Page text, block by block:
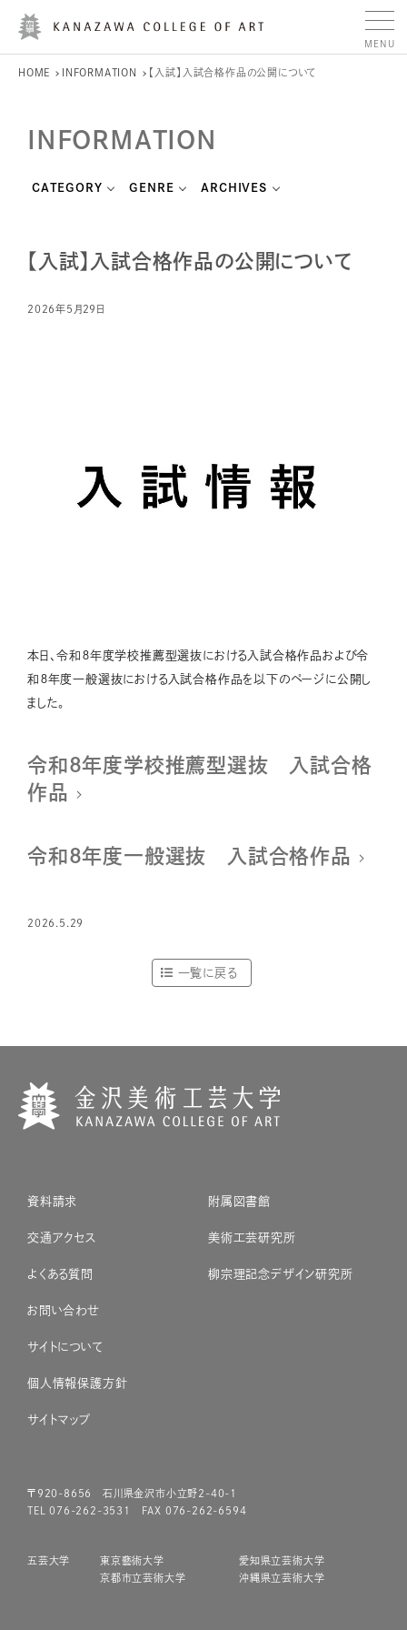
HOME INFORMATION 【入試】入試合格作品の公開について
INFORMATION
CATEGORY GENRE ARCHIVES
【入試】入試合格作品の公開について
2026年5月29日
本日、令和８年度学校推薦型選抜における入試合格作品および令
和８年度一般選抜における入試合格作品を以下のページに公開し
ました。
令和８年度学校推薦型選抜 入試合格
作品
令和８年度一般選抜 入試合格作品
2026.5.29
一覧に戻る
資料請求
交通アクセス
よくある質問
お問い合わせ
サイトについて
個人情報保護方針
サイトマップ
附属図書館
美術工芸研究所
柳宗理記念デザイン研究所
〒920-8656 石川県金沢市小立野2-40-1
TEL 076-262-3531 FAX 076-262-6594
五芸大学 東京藝術大学
愛知県立芸術大学
京都市立芸術大学
沖縄県立芸術大学